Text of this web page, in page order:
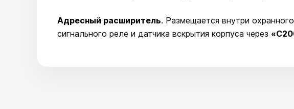
Адресный расширитель. Размещается внутри
сигнального реле и датчика вскрытия корпуса через